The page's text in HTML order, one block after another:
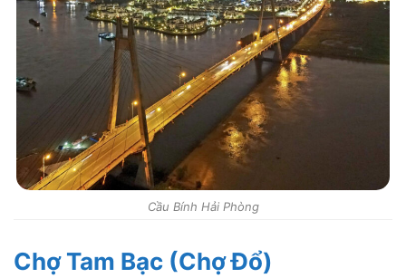
Cầu Bính Hải Phòng
Chợ Tam Bạc (Chợ Đổ)